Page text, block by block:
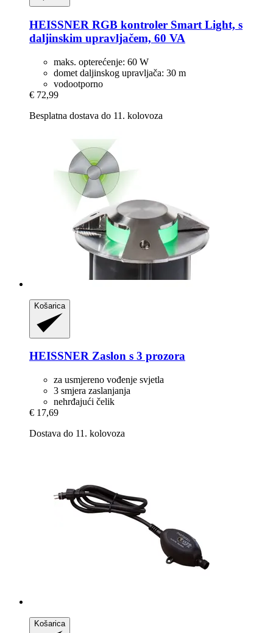
HEISSNER RGB kontroler Smart Light, s
daljinskim upravljačem, 60 VA
maks. opterećenje: 60 W
domet daljinskog upravljača: 30 m
vodootporno
€ 72,99
Besplatna dostava do 11. kolovoza
Košarica
HEISSNER Zaslon s 3 prozora
za usmjereno vođenje svjetla
3 smjera zaslanjanja
nehrđajući čelik
€ 17,69
Dostava do 11. kolovoza
Košarica